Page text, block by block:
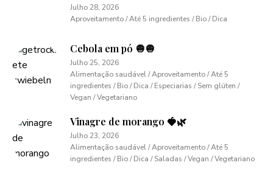
Julho 28, 2026
Aproveitamento / Até 5 ingredientes / Bio / Dica
Cebola em pó 🧅🧅
Julho 25, 2026
Alimentação saudável / Aproveitamento / Até 5
ingredientes / Bio / Dica / Especiarias / Sem glúten /
Vegan / Vegetariano
Vinagre de morango 🍓🌿
Julho 23, 2026
Alimentação saudável / Aproveitamento / Até 5
ingredientes / Bio / Dica / Saladas / Vegan / Vegetariano